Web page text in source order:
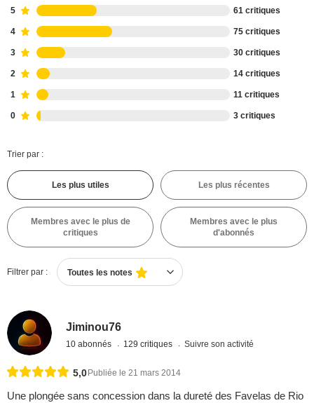
5 61 critiques
4 75 critiques
3 30 critiques
2 14 critiques
1 11 critiques
0 3 critiques
Trier par :
Les plus utiles Les plus récentes
Membres avec le plus de
critiques
Membres avec le plus
d'abonnés
Filtrer par : Toutes les notes
Jiminou76
10 abonnés 129 critiques Suivre son activité
5,0 Publiée le 21 mars 2014
Une plongée sans concession dans la dureté des Favelas de Rio